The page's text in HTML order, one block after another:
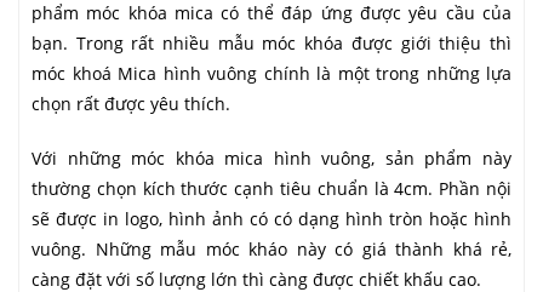
phẩm móc khóa mica có thể đáp ứng được yêu cầu của
bạn. Trong rất nhiều mẫu móc khóa được giới thiệu thì
móc khoá Mica hình vuông chính là một trong những lựa
chọn rất được yêu thích.
Với những móc khóa mica hình vuông, sản phẩm này
thường chọn kích thước cạnh tiêu chuẩn là 4cm. Phần nội
sẽ được in logo, hình ảnh có có dạng hình tròn hoặc hình
vuông. Những mẫu móc kháo này có giá thành khá rẻ,
càng đặt với số lượng lớn thì càng được chiết khấu cao.